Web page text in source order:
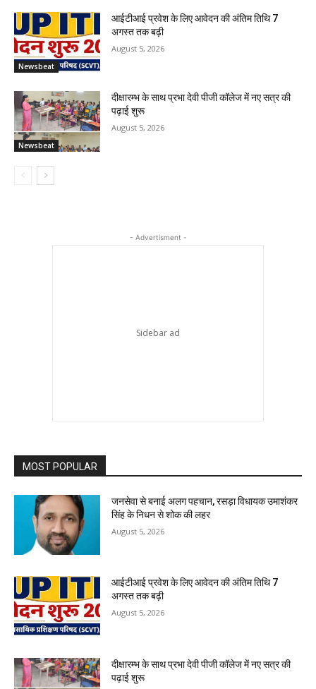
Newsbeat
आईटीआई प्रवेश के लिए आवेदन की अंतिम तिथि 7
अगस्त तक बढ़ी
August 5, 2026
Newsbeat
दीक्षारम्भ के साथ प्रभा देवी पीजी कॉलेज में नए सत्र की
पढ़ाई शुरू
August 5, 2026
- Advertisment -
MOST POPULAR
जनसेवा से बनाई अलग पहचान, रसड़ा विधायक उमाशंकर
सिंह के निधन से शोक की लहर
August 5, 2026
आईटीआई प्रवेश के लिए आवेदन की अंतिम तिथि 7
अगस्त तक बढ़ी
August 5, 2026
दीक्षारम्भ के साथ प्रभा देवी पीजी कॉलेज में नए सत्र की
पढ़ाई शुरू